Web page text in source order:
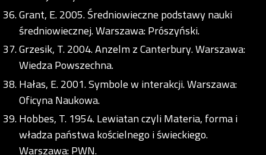
Grant, E. 2005. Średniowieczne podstawy nauki
średniowiecznej. Warszawa: Prószyński.
Grzesik, T. 2004. Anzelm z Canterbury. Warszawa:
Wiedza Powszechna.
Hałas, E. 2001. Symbole w interakcji. Warszawa:
Oficyna Naukowa.
Hobbes, T. 1954. Lewiatan czyli Materia, forma i
władza państwa kościelnego i świeckiego.
Warszawa: PWN.